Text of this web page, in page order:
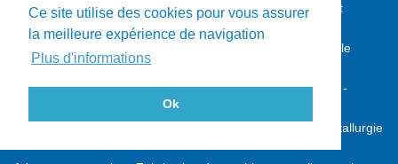
Ce site utilise des cookies pour vous assurer
la meilleure expérience de navigation
Plus d'informations
Ok
Adresses entreprises Fabrication de machines agricoles et
forestières - 2830Z
Adresses entreprises Fabrication de machines-outils pour le
travail des métaux - 2841Z
Adresses entreprises Fabrication d'autres machines-outils -
Adresses entreprises Fabrication de machines pour la métallurgie